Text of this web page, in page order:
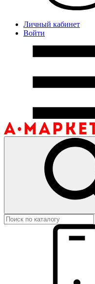
Личный кабинет
Войти